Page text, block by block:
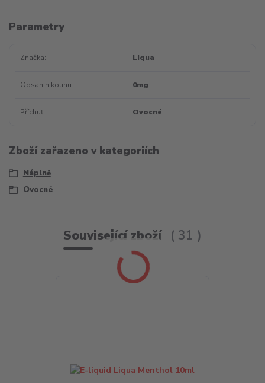
Parametry
Značka Liqua
Obsah nikotinu 0mg
Příchuť Ovocné
Zboží zařazeno v kategoriích
Náplně
Ovocné
Související zboží 31